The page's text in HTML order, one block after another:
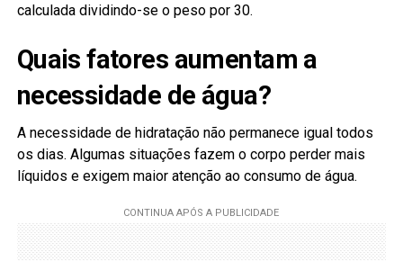
calculada dividindo-se o peso por 30.
Quais fatores aumentam a
necessidade de água?
A necessidade de hidratação não permanece igual todos
os dias. Algumas situações fazem o corpo perder mais
líquidos e exigem maior atenção ao consumo de água.